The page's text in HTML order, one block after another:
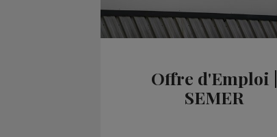
Offre d'Emploi |
SEMER